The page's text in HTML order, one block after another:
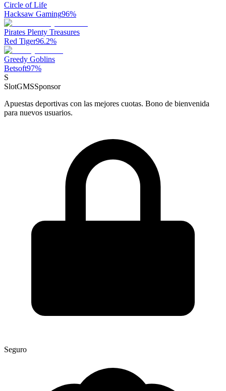
Circle of Life
Hacksaw Gaming96%
Pirates Plenty Treasures
Red Tiger96.2%
Greedy Goblins
Betsoft97%
S
SlotGMSSponsor
Apuestas deportivas con las mejores cuotas. Bono de bienvenida
para nuevos usuarios.
Seguro